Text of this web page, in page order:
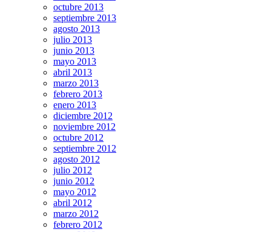
octubre 2013
septiembre 2013
agosto 2013
julio 2013
junio 2013
mayo 2013
abril 2013
marzo 2013
febrero 2013
enero 2013
diciembre 2012
noviembre 2012
octubre 2012
septiembre 2012
agosto 2012
julio 2012
junio 2012
mayo 2012
abril 2012
marzo 2012
febrero 2012